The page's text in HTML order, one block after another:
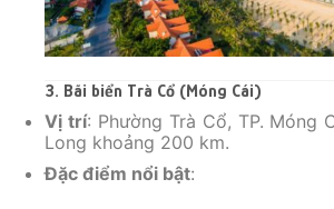
3. Bãi biển Trà Cổ (Móng Cái)
Vị trí: Phường Trà Cổ, TP. Móng
Long khoảng 200 km.
Đặc điểm nổi bật: